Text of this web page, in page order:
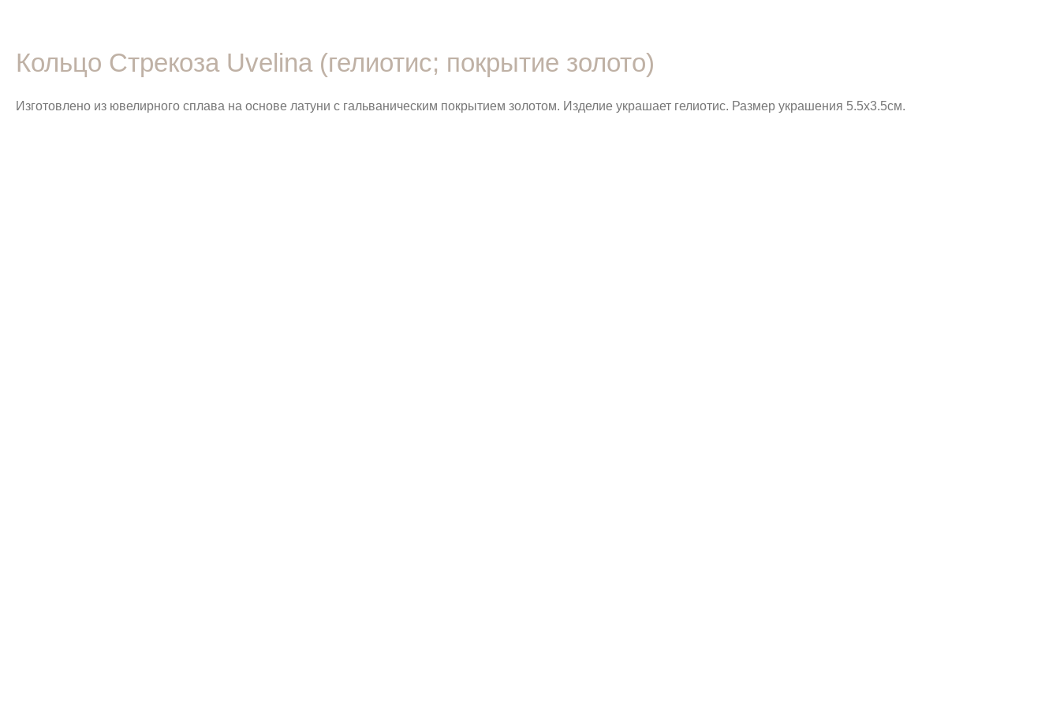
Кольцо Стрекоза Uvelina (гелиотис; покрытие золото)
Изготовлено из ювелирного сплава на основе латуни с гальваническим покрытием золотом. Изделие украшает гелиотис. Размер украшения 5.5х3.5см.